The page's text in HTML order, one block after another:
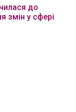
до
змін у сфері